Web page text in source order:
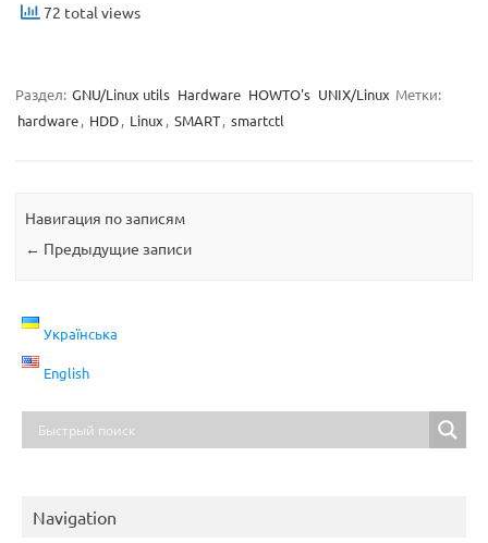
72 total views
Раздел: GNU/Linux utils Hardware HOWTO's UNIX/Linux Метки:
hardware, HDD, Linux , SMART, smartctl
Навигация по записям
← Предыдущие записи
Українська
English
Navigation